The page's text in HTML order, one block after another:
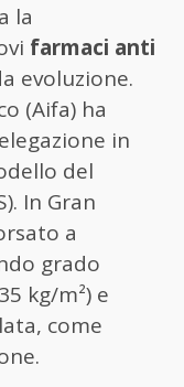
la
farmaci anti
evoluzione.
(Aifa) ha
in
del
In Gran
a
grado
kg/m²) e
come